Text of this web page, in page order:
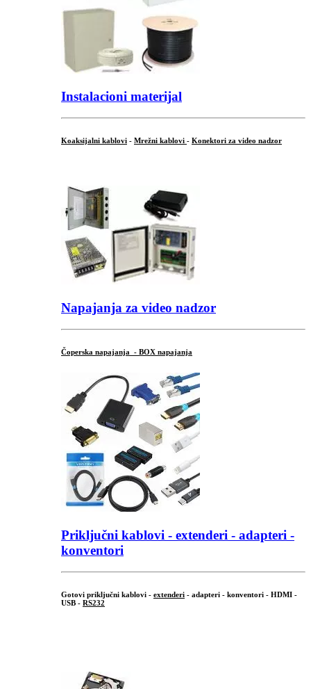
Instalacioni materijal
Koaksijalni kablovi - Mrežni kablovi - Konektori za video nadzor
Napajanja za video nadzor
Čoperska napajanja - BOX napajanja
Priključni kablovi - extenderi - adapteri -
konventori
Gotovi priključni kablovi - extenderi - adapteri - konventori - HDMI -
USB - RS232